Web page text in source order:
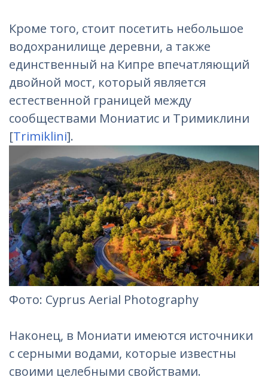
Кроме того, стоит посетить небольшое
водохранилище деревни, а также
единственный на Кипре впечатляющий
двойной мост, который является
естественной границей между
сообществами Мониатис и Тримиклини
[Trimiklini].
Фотo: Cyprus Aerial Photography
Наконец, в Мониати имеются источники
с серными водами, которые известны
своими целебными свойствами.